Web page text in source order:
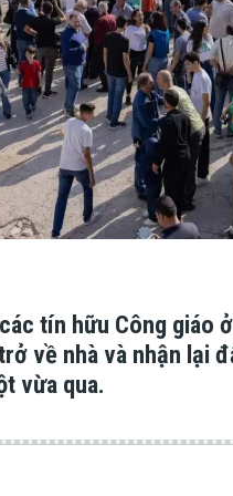
tín hữu Công giáo
về nhà và nhận lại
vừa qua.